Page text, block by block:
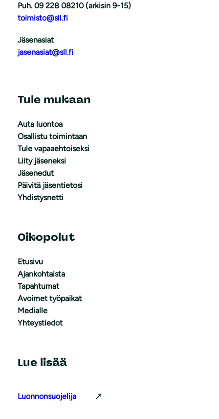
Puh. 09 228 08210 (arkisin 9-15)
toimisto@sll.fi
Jäsenasiat
jasenasiat@sll.fi
Tule mukaan
Auta luontoa
Osallistu toimintaan
Tule vapaaehtoiseksi
Liity jäseneksi
Jäsenedut
Päivitä jäsentietosi
Yhdistysnetti
Oikopolut
Etusivu
Ajankohtaista
Tapahtumat
Avoimet työpaikat
Medialle
Yhteystiedot
Lue lisää
Luonnonsuojelija